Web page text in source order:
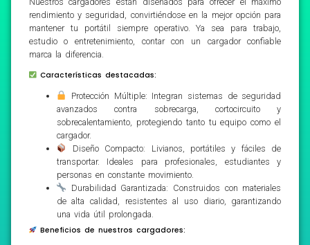
rendimiento y seguridad, convirtiéndose en la mejor opción para
mantener tu portátil siempre operativo. Ya sea para trabajo,
estudio o entretenimiento, contar con un cargador confiable
marca la diferencia.
Características destacadas:
Protección Múltiple: Integran sistemas de seguridad
avanzados contra sobrecarga, cortocircuito y
sobrecalentamiento, protegiendo tanto tu equipo como el
cargador.
Diseño Compacto: Livianos, portátiles y fáciles de
transportar. Ideales para profesionales, estudiantes y
personas en constante movimiento.
Durabilidad Garantizada: Construidos con materiales
de alta calidad, resistentes al uso diario, garantizando
una vida útil prolongada.
Beneficios de nuestros cargadores: